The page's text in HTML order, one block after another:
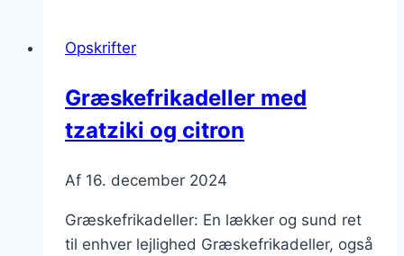
Opskrifter
Græskefrikadeller med
tzatziki og citron
Af 16. december 2024
Græskefrikadeller: En lækker og sund ret
til enhver lejlighed Græskefrikadeller, også